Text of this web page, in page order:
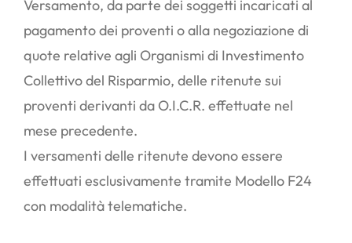
Versamento, da parte dei soggetti incaricati al
pagamento dei proventi o alla negoziazione di
quote relative agli Organismi di Investimento
Collettivo del Risparmio, delle ritenute sui
proventi derivanti da O.I.C.R. effettuate nel
mese precedente.
I versamenti delle ritenute devono essere
effettuati esclusivamente tramite Modello F24
con modalità telematiche.